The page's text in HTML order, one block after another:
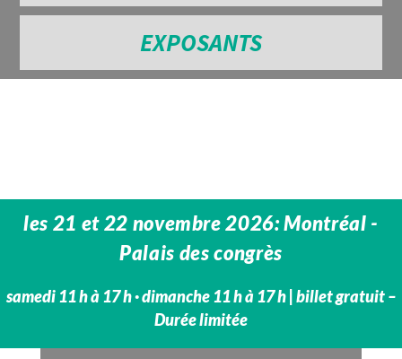
EXPOSANTS
les 21 et 22 novembre 2026: Montréal -
Palais des congrès
samedi 11 h à 17 h · dimanche 11 h à 17 h​ | billet gratuit –
Durée limitée